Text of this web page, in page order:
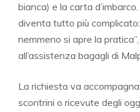
bianca) e la carta
diventa tutto più
nemmeno si apre la
all’assistenza bagagli di
La richiesta va
scontrini o ricevute degli